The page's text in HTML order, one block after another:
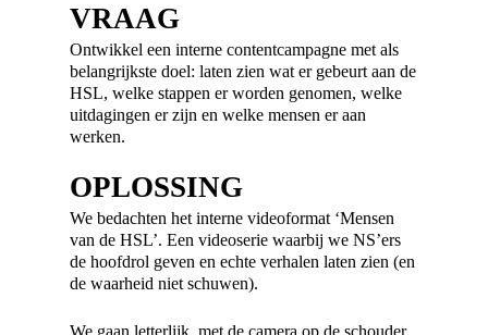
VRAAG
Ontwikkel een interne contentcampagne met als
belangrijkste doel: laten zien wat er gebeurt aan de
HSL, welke stappen er worden genomen, welke
uitdagingen er zijn en welke mensen er aan
werken.
OPLOSSING
We bedachten het interne videoformat ‘Mensen
van de HSL’. Een videoserie waarbij we NS’ers
de hoofdrol geven en echte verhalen laten zien (en
de waarheid niet schuwen).
We gaan letterlijk, met de camera op de schouder,